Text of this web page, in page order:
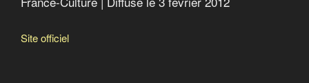
Site officiel